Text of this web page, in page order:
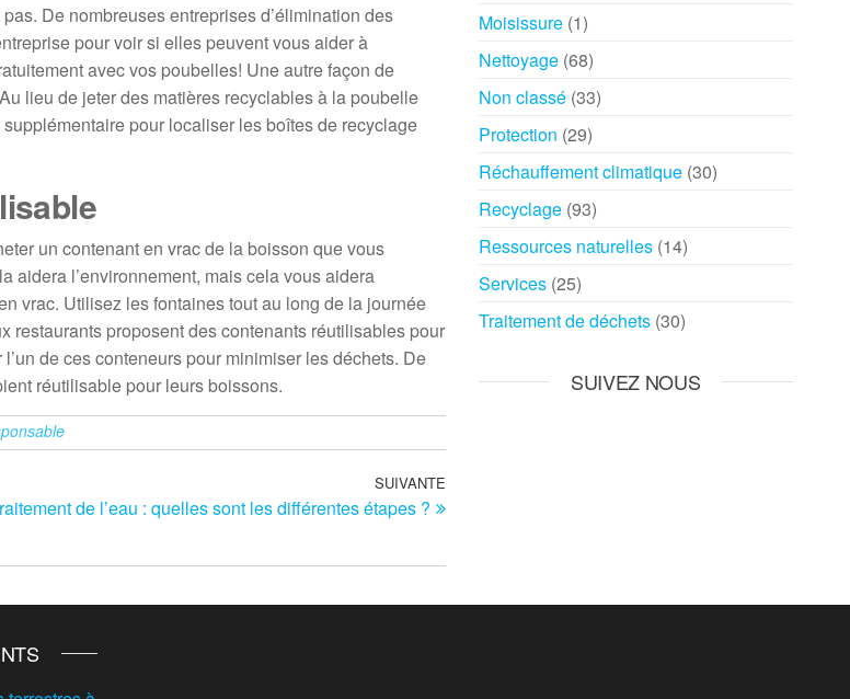
De nombreuses entreprises d’élimination des
pour voir si elles peuvent vous aider à
avec vos poubelles! Une autre façon de
lieu de jeter des matières recyclables à la poubelle
pour localiser les boîtes de recyclage
un contenant en vrac de la boisson que vous
aidera l’environnement, mais cela vous aidera
vrac. Utilisez les fontaines tout au long de la journée
restaurants proposent des contenants réutilisables pour
de ces conteneurs pour minimiser les déchets. De
réutilisable pour leurs boissons.
Article
suivant
SUIVANTE
de l’eau : quelles sont les différentes étapes ?
Moisissure(1)
Nettoyage(68)
Non classé(33)
Protection (29)
Réchauffement climatique(30)
Recyclage(93)
Ressources naturelles(14)
Services(25)
Traitement de déchets(30)
SUIVEZ NOUS